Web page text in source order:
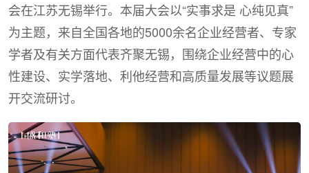
会在江苏无锡举行。本届大会以“实事求是 心纯见真”
为主题，来自全国各地的5000余名企业经营者、专家
学者及有关方面代表齐聚无锡，围绕企业经营中的心
性建设、实学落地、利他经营和高质量发展等议题展
开交流研讨。